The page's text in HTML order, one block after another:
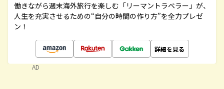
働きながら週末海外旅行を楽しむ「リーマントラベラー」が、
人生を充実させるための“自分の時間の作り方”を全力プレゼ
ン！
詳細を見る
AD